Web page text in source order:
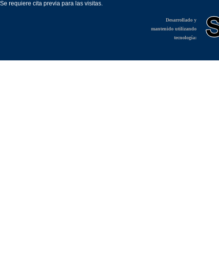
Se requiere cita previa para las visitas.
Desarrollado y
mantenido utilizando
tecnología: